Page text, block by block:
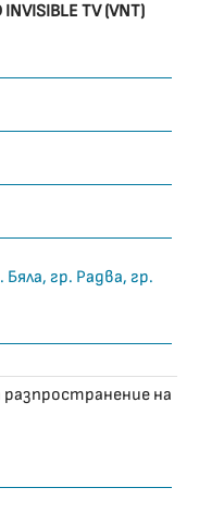
INVISIBLE TV (VNT)
гр. Радва, гр.
разпространение на